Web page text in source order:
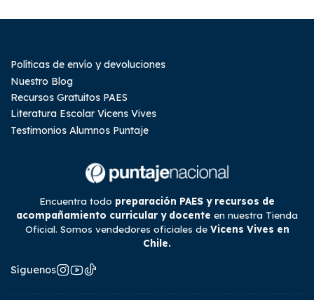
Políticas de envío y devoluciones
Nuestro Blog
Recursos Gratuitos PAES
Literatura Escolar Vicens Vives
Testimonios Alumnos Puntaje
Encuentra todo preparación PAES y recursos de
acompañamiento curricular y docente en nuestra Tienda
Oficial. Somos vendedores oficiales de Vicens Vives en
Chile.
Síguenos